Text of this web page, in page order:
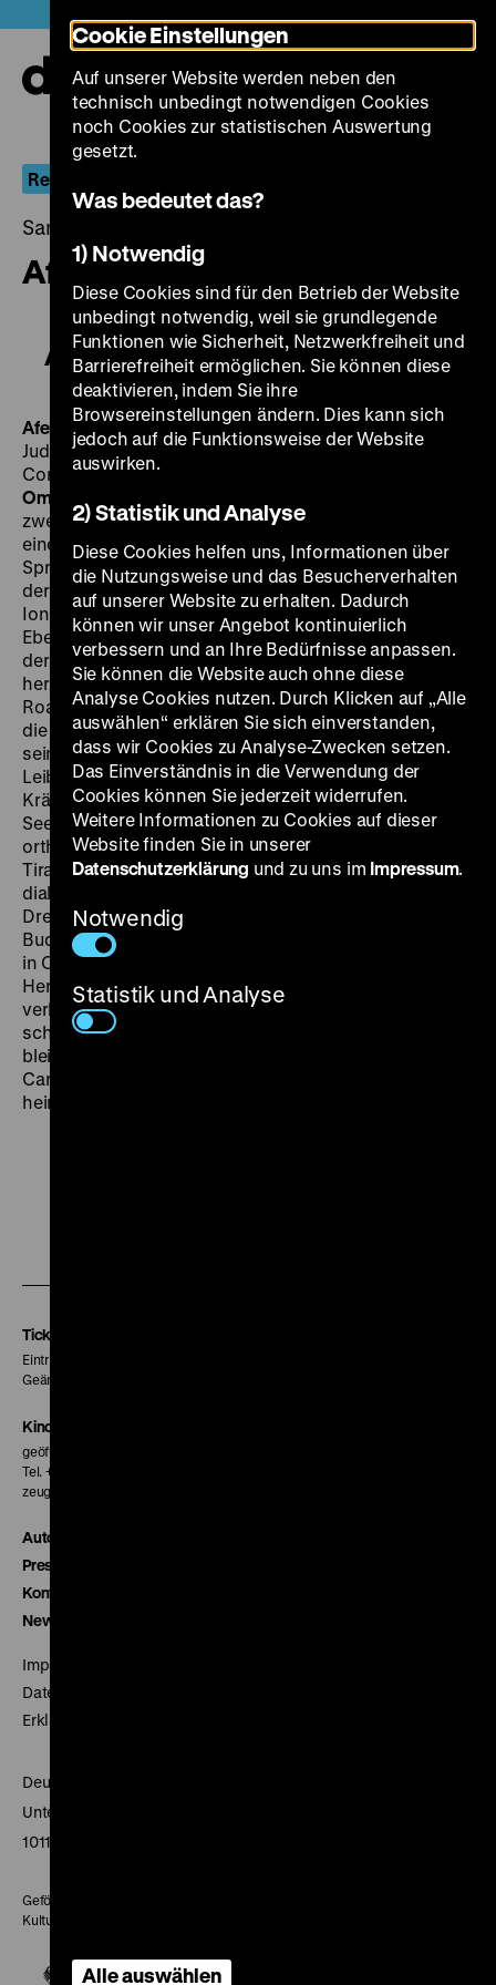
zum
Seiteninhalt
springen
Rekonstruktion: Filmland Rumänien IV
Samstag, 30. März 2019, 21.00 - 00.00 Uhr
Aferim!
Aferim!
Aferim!RO/BG/CZ/FR 2015, R: Radu Jude, B: Radu
Jude, Florin Lazarescu, K: Marius Panduru, D: Teodor
Corban, Mihai Comanoiu, Cuzin Toma, 108'
OmeU
zweihundert Jahren noch erinnern würde und wie sie
einem den Weg geebnet hätten, fragt Constandin, der
Sprichworte sprühende Gendarm und Steuereintreiber,
der mit seinem heranwachsenden Infanteristensohn
Ionita rittlings das lichte Gestrüpp der walachischen
Ebene teilt, behäbig, am frondienstreichen Kloster, an
der flusswärts campierenden Roma-Familie und am
herzzerreißenden Sklavenmarkt vorbei. Ein
Roadmovie, das 1835 spielt, ein autochtoner Western:
die Diener des abstrakten Gesetzes, dem Bojaren und
seinem Recht noch untertan, dessen flüchtigen
Leibeigenen Carfin jagend – Carfin, die Krähe, wie alle
Krähen, sprich: Zigeuner, unfrei geboren, aber als
Seelenmensch über dem Juden stehend, wie der
orthodoxe Pope am Wegrand in weltumspannender
Tirade predigt. Es steckt, szenisch, linguistisch,
dialektologisch, die ganze alte rumänische Literatur im
Drehbuch, darunter die größten, Anton Pann, Ion
Budai-Deleanu, Vasile Alecsandri und Ion Creanga, und
in Carfils Erzählung von der Verführung durch seine
Herrin ein Stück des Dekamerons, muntenisch
verkleidet und nach Divan riechend, wie Mitchievici
schreibt. Pandurus brillante Schwarz/Weiß-Fotografie
bleibt bei Constandin und seinem Recht, als dieses mit
Carfin gebrochen wird, hier kehrt keiner unbeschadet
heim. (ir)
Tickets
Eintritt 5 €
Geänderte Preise sind im Programm vermerkt.
Kinokasse
geöffnet 30 Minuten vor Beginn der ersten Vorstellung
Tel. + 49 30 20304-770
zeughauskino@dhm.de
Autor*innen
Presse
Kontakt
Newsletter
Impressum
Datenschutz
Erklärung digitale Barrierefreiheit
Deutsches Historisches Museum
Unter den Linden 2
10117 Berlin
Gefördert mit Mitteln des Beauftragten der Bundesregierung für
Kultur und Medien
Cookie Einstellungen
Auf unserer Website werden neben den
technisch unbedingt notwendigen Cookies
noch Cookies zur statistischen Auswertung
gesetzt.
Was bedeutet das?
1) Notwendig
Diese Cookies sind für den Betrieb der Website
unbedingt notwendig, weil sie grundlegende
Funktionen wie Sicherheit, Netzwerkfreiheit und
Barrierefreiheit ermöglichen. Sie können diese
deaktivieren, indem Sie ihre
Browsereinstellungen ändern. Dies kann sich
jedoch auf die Funktionsweise der Website
auswirken.
2) Statistik und Analyse
Diese Cookies helfen uns, Informationen über
die Nutzungsweise und das Besucherverhalten
auf unserer Website zu erhalten. Dadurch
können wir unser Angebot kontinuierlich
verbessern und an Ihre Bedürfnisse anpassen.
Sie können die Website auch ohne diese
Analyse Cookies nutzen. Durch Klicken auf „Alle
auswählen“ erklären Sie sich einverstanden,
dass wir Cookies zu Analyse-Zwecken setzen.
Das Einverständnis in die Verwendung der
Cookies können Sie jederzeit widerrufen.
Weitere Informationen zu Cookies auf dieser
Website finden Sie in unserer
Datenschutzerklärung und zu uns im Impressum.
Notwendig
Statistik und Analyse
Alle auswählen